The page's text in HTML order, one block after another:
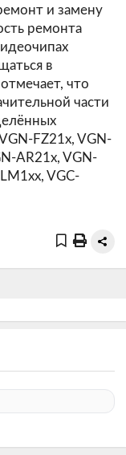
и замену
ремонта
в
что
части
FZ21x, VGN-
AR21x, VGN-
VGC-